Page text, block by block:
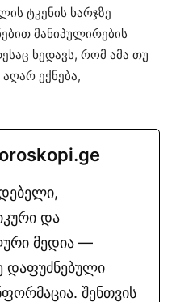
ტკენის ხარჯზე
მანიპულირების
ხედავს, რომ ამა თუ
ექნება,
და
მედია —
დაფუძნებული
შენთვის